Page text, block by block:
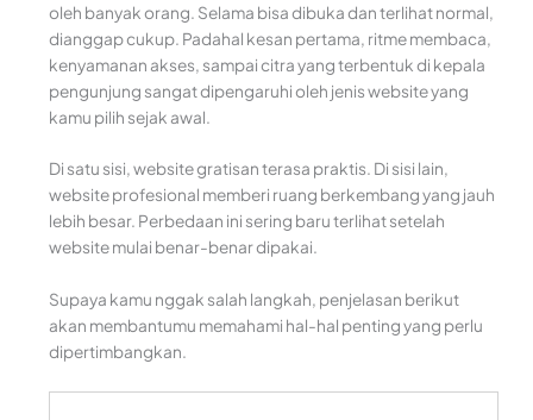
oleh banyak orang. Selama bisa dibuka dan terlihat normal,
dianggap cukup. Padahal kesan pertama, ritme membaca,
kenyamanan akses, sampai citra yang terbentuk di kepala
pengunjung sangat dipengaruhi oleh jenis website yang
kamu pilih sejak awal.
Di satu sisi, website gratisan terasa praktis. Di sisi lain,
website profesional memberi ruang berkembang yang jauh
lebih besar. Perbedaan ini sering baru terlihat setelah
website mulai benar-benar dipakai.
Supaya kamu nggak salah langkah, penjelasan berikut
akan membantumu memahami hal-hal penting yang perlu
dipertimbangkan.